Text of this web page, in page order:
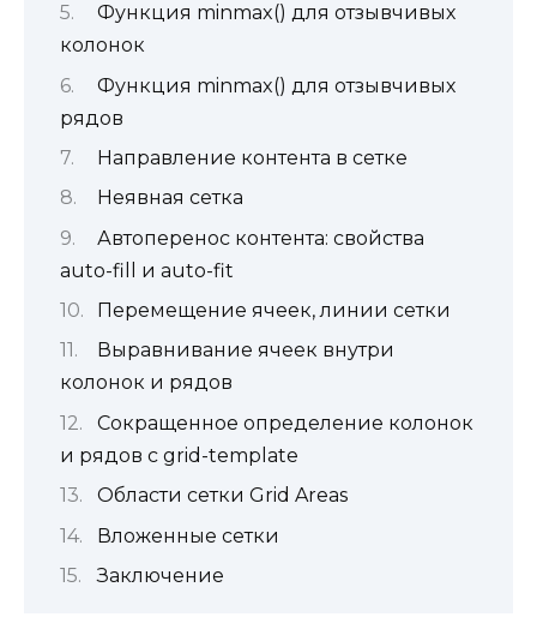
Функция minmax() для отзывчивых
колонок
Функция minmax() для отзывчивых
рядов
Направление контента в сетке
Неявная сетка
Автоперенос контента: свойства
auto-fill и auto-fit
Перемещение ячеек, линии сетки
Выравнивание ячеек внутри
колонок и рядов
Сокращенное определение колонок
и рядов с grid-template
Области сетки Grid Areas
Вложенные сетки
Заключение